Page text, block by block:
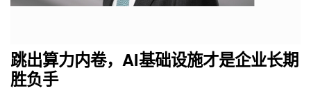
跳出算力内卷，AI基础设施才是企业长期
胜负手